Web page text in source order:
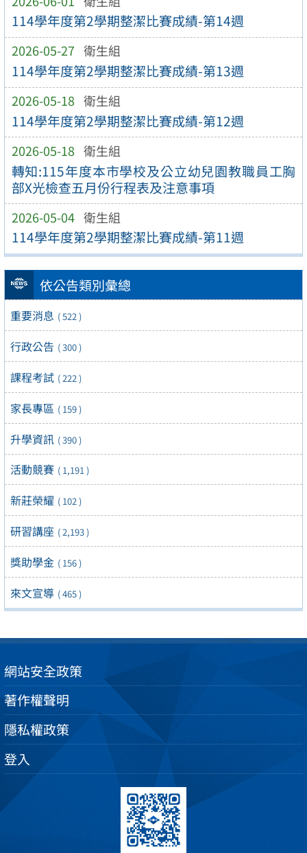
114學年度第2學期整潔比賽成績-第14週
2026-05-27 衛生組
114學年度第2學期整潔比賽成績-第13週
2026-05-18 衛生組
114學年度第2學期整潔比賽成績-第12週
2026-05-18 衛生組
轉知:115年度本市學校及公立幼兒園教職員工胸
部X光檢查五月份行程表及注意事項
2026-05-04 衛生組
114學年度第2學期整潔比賽成績-第11週
依公告類別彙總
重要消息 ( 522 )
行政公告 ( 300 )
課程考試 ( 222 )
家長專區 ( 159 )
升學資訊 ( 390 )
活動競賽 ( 1,191 )
新莊榮耀 ( 102 )
研習講座 ( 2,193 )
獎助學金 ( 156 )
來文宣導 ( 465 )
網站安全政策
著作權聲明
隱私權政策
登入